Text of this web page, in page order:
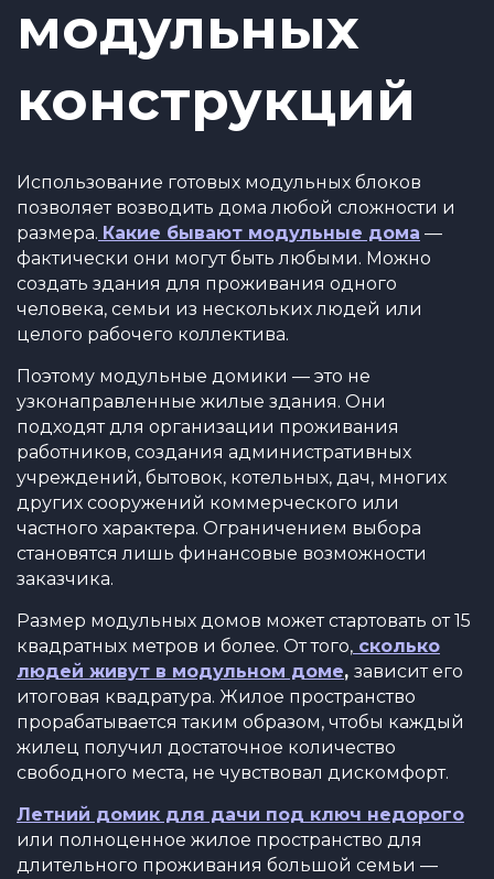
модульных
конструкций
Использование готовых модульных блоков
позволяет возводить дома любой сложности и
размера. Какие бывают модульные дома —
фактически они могут быть любыми. Можно
создать здания для проживания одного
человека, семьи из нескольких людей или
целого рабочего коллектива.
Поэтому модульные домики — это не
узконаправленные жилые здания. Они
подходят для организации проживания
работников, создания административных
учреждений, бытовок, котельных, дач, многих
других сооружений коммерческого или
частного характера. Ограничением выбора
становятся лишь финансовые возможности
заказчика.
Размер модульных домов может стартовать от 15
квадратных метров и более. От того, сколько
людей живут в модульном доме, зависит его
итоговая квадратура. Жилое пространство
прорабатывается таким образом, чтобы каждый
жилец получил достаточное количество
свободного места, не чувствовал дискомфорт.
Летний домик для дачи под ключ недорого
или полноценное жилое пространство для
длительного проживания большой семьи —